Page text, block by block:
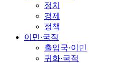
정치
경제
정책
이민·국적
출입국·이민
귀화·국적